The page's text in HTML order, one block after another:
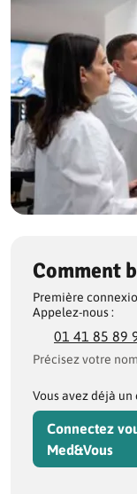
Comment
Première
Appelez-nous :
01 41 85 89
Précisez votre
Vous avez déjà un
Connectez
Med&Vous